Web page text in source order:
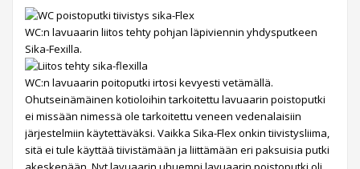
WC:n lavuaarin liitos tehty pohjan läpiviennin yhdysputkeen
Sika-Fexilla.
WC:n lavuaarin poitoputki irtosi kevyesti vetämällä.
Ohutseinämäinen kotioloihin tarkoitettu lavuaarin poistoputki
ei missään nimessä ole tarkoitettu veneen vedenalaisiin
järjestelmiin käytettäväksi. Vaikka Sika-Flex onkin tiivistysliima,
sitä ei tule käyttää tiivistämään ja liittämään eri paksuisia putki